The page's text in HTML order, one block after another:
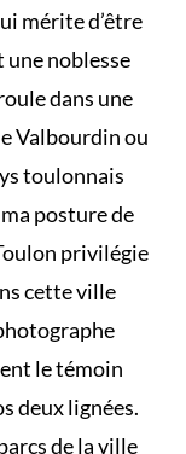
mérite d’être
une noblesse
dans une
Valbourdin ou
toulonnais
posture de
privilégie
cette ville
le témoin
deux lignées.
de la ville